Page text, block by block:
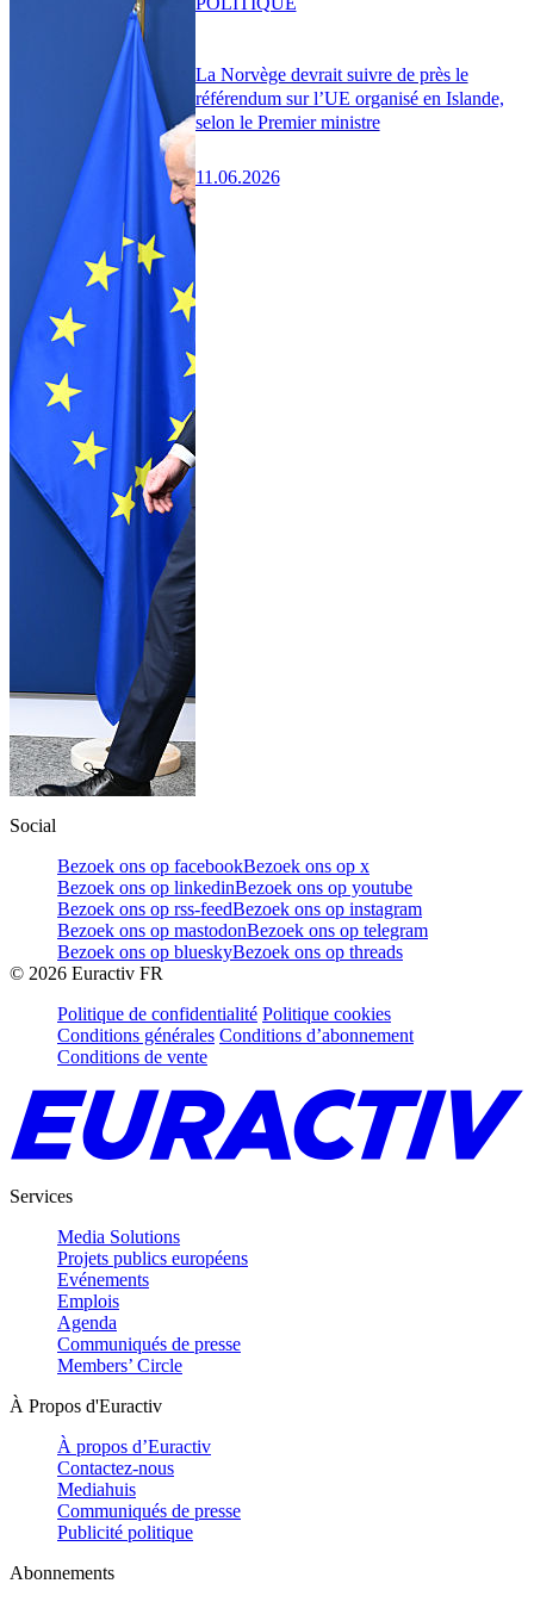
La Norvège devrait suivre de près le
référendum sur l’UE organisé en Islande,
selon le Premier ministre
11.06.2026
Social
Bezoek ons op facebookBezoek ons op x
Bezoek ons op linkedinBezoek ons op youtube
Bezoek ons op rss-feedBezoek ons op instagram
Bezoek ons op mastodonBezoek ons op telegram
Bezoek ons op blueskyBezoek ons op threads
© 2026 Euractiv FR
Politique de confidentialité Politique cookies
Conditions générales Conditions d’abonnement
Conditions de vente
Services
Media Solutions
Projets publics européens
Evénements
Emplois
Agenda
Communiqués de presse
Members’ Circle
À Propos d'Euractiv
À propos d’Euractiv
Contactez-nous
Mediahuis
Communiqués de presse
Publicité politique
Abonnements